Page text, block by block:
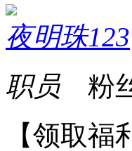
夜明珠123
职员 粉
【领取福